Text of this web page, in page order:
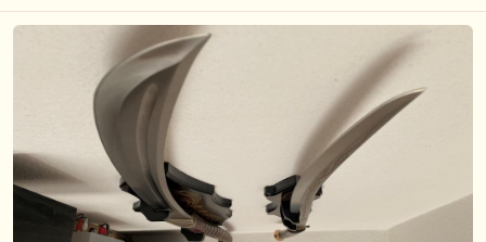
Verkaufe High Elven Warrior Sword und Hadhafang von UC